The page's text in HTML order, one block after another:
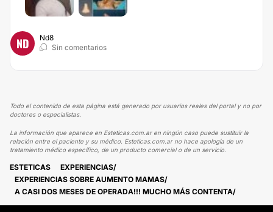
ND
Nd8
Sin comentarios
Todo el contenido de esta página está generado por usuarios reales del portal y no por
doctores o especialistas.
La información que aparece en Esteticas.com.ar en ningún caso puede sustituir la
relación entre el paciente y su médico. Esteticas.com.ar no hace apología de un
tratamiento médico específico, de un producto comercial o de un servicio.
ESTETICAS
EXPERIENCIAS
EXPERIENCIAS SOBRE AUMENTO MAMAS
A CASI DOS MESES DE OPERADA!!! MUCHO MÁS CONTENTA